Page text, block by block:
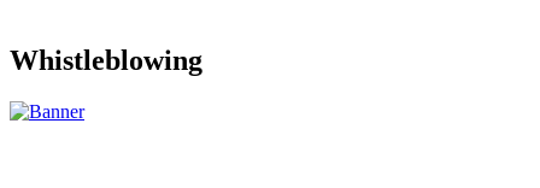
Whistleblowing